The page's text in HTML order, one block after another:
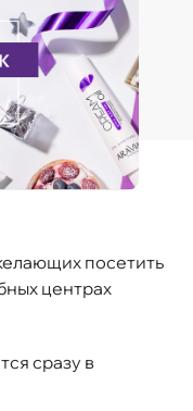
посетить
центрах
сразу в